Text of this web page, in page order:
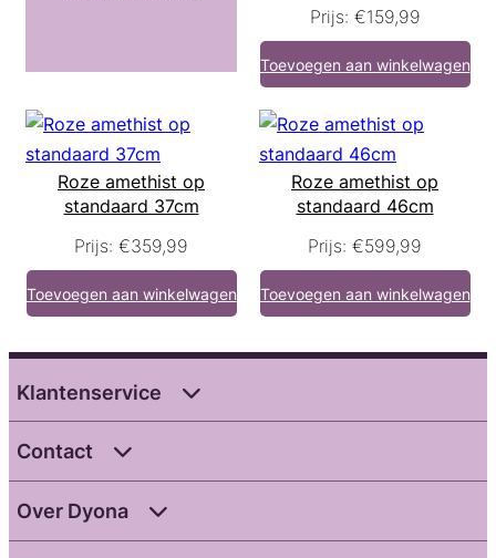
Prijs: €159,99
Toevoegen aan winkelwagen
Roze amethist op
standaard 37cm
Prijs: €359,99
Toevoegen aan winkelwagen
Roze amethist op
standaard 46cm
Prijs: €599,99
Toevoegen aan winkelwagen
Klantenservice
Contact
Over Dyona